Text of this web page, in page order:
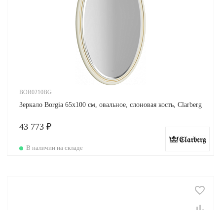
BOR0210BG
Зеркало Borgia 65х100 см, овальное, слоновая кость, Clarberg
43 773 ₽
В наличии на складе